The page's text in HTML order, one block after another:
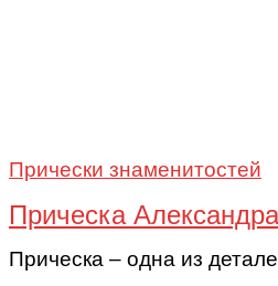
Прически знаменитостей
Прическа
Прическа – одна из